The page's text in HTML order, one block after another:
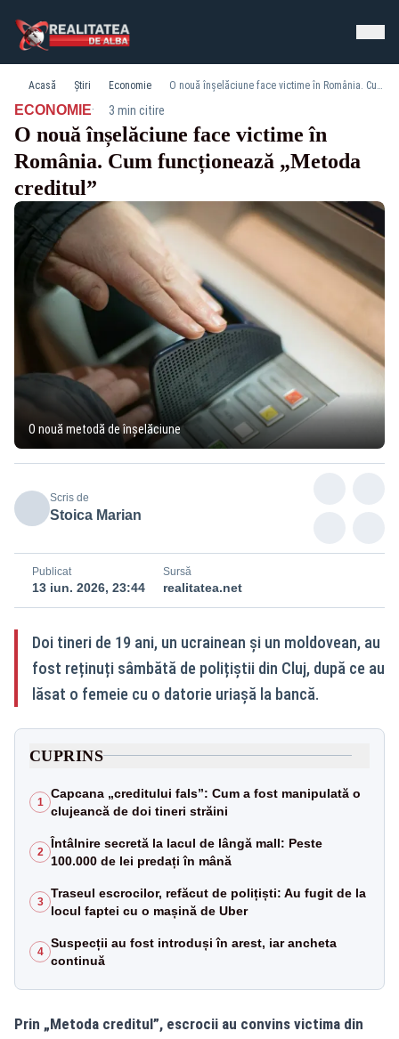
Acasă Știri Economie O nouă înșelăciune face victime în România. Cum funcționează „Metoda creditul”
ECONOMIE· 3 min citire
O nouă înșelăciune face victime în
România. Cum funcționează „Metoda
creditul”
O nouă metodă de înșelăciune
Scris de
Stoica Marian
Publicat
13 iun. 2026, 23:44
Sursă
realitatea.net
Doi tineri de 19 ani, un ucrainean și un moldovean, au
fost reținuți sâmbătă de polițiștii din Cluj, după ce au
lăsat o femeie cu o datorie uriașă la bancă.
CUPRINS
1
Capcana „creditului fals”: Cum a fost manipulată o
clujeancă de doi tineri străini
2
Întâlnire secretă la lacul de lângă mall: Peste
100.000 de lei predați în mână
3
Traseul escrocilor, refăcut de polițiști: Au fugit de la
locul faptei cu o mașină de Uber
4
Suspecții au fost introduși în arest, iar ancheta
continuă
Prin „Metoda creditul”, escrocii au convins victima din